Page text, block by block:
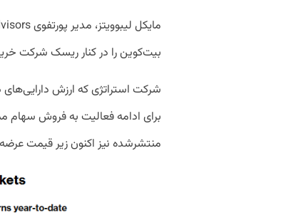
بیت‌کوین را در کنار ریسک شرکت
برای ادامه فعالیت به فروش سهام
منتشرشده نیز اکنون زیر قیمت